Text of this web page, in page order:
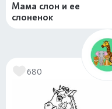
Мама слон и ее
слоненок
680